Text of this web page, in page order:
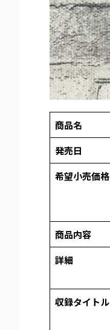
商品名
発売日
希望小売価格
商品内容
詳細
収録タイトル